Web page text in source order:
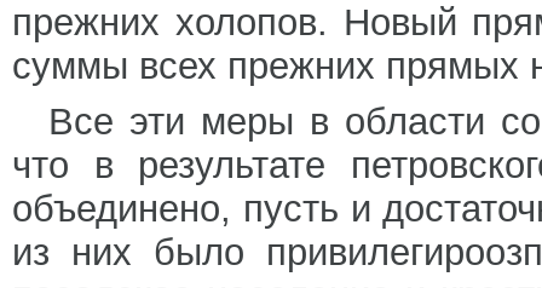
прежних холопов. Новый
суммы всех прежних прямых
Все эти меры в области
что в результате
объединено, пусть и
из них было